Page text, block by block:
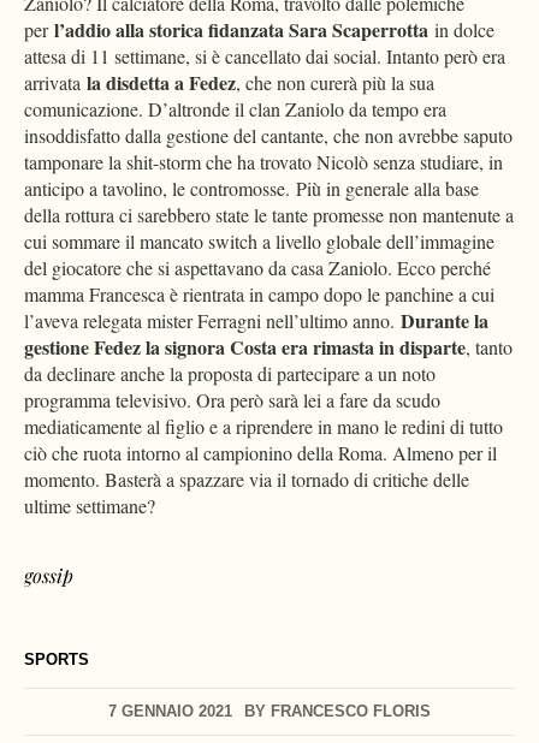
SPORTS
7 GENNAIO 2021 BY FRANCESCO FLORIS
perl’addio alla storica fidanzata Sara Scaperrotta in dolce
attesa di 11 settimane, si è cancellato dai social. Intanto però era
arrivata la disdetta a Fedez, che non curerà più la sua
comunicazione. D’altronde il clan Zaniolo da tempo era
insoddisfatto dalla gestione del cantante, che non avrebbe saputo
tamponare la shit-storm che ha trovato Nicolò senza studiare, in
anticipo a tavolino, le contromosse. Più in generale alla base
della rottura ci sarebbero state le tante promesse non mantenute a
cui sommare il mancato switch a livello globale dell’immagine
del giocatore che si aspettavano da casa Zaniolo. Ecco perché
mamma Francesca è rientrata in campo dopo le panchine a cui
l’aveva relegata mister Ferragni nell’ultimo anno. Durante la
gestione Fedez la signora Costa era rimasta in disparte, tanto
da declinare anche la proposta di partecipare a un noto
programma televisivo. Ora però sarà lei a fare da scudo
mediaticamente al figlio e a riprendere in mano le redini di tutto
ciò che ruota intorno al campionino della Roma. Almeno per il
momento. Basterà a spazzare via il tornado di critiche delle
ultime settimane?
gossip